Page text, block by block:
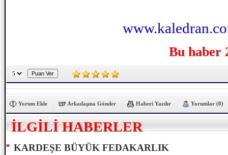
Bu haber
Yorum Ekle Arkadaşına Gönder Haberi Yazdır Yorumlar (0)
İLGİLİ HABERLER
KARDEŞE BÜYÜK FEDAKARLIK